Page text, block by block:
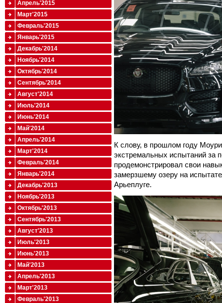
К слову, в прошлом году
экстремальных испытаний за
продемонстрировал свои
замерзшему озеру на
Арьеплуге.
Апрель'2015
Март'2015
Февраль'2015
Январь'2015
Декабрь'2014
Ноябрь'2014
Октябрь'2014
Сентябрь'2014
Август'2014
Июль'2014
Июнь'2014
Май'2014
Апрель'2014
Март'2014
Февраль'2014
Январь'2014
Декабрь'2013
Ноябрь'2013
Октябрь'2013
Сентябрь'2013
Август'2013
Июль'2013
Июнь'2013
Май'2013
Апрель'2013
Март'2013
Февраль'2013